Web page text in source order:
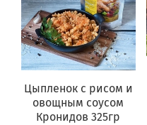
Цыпленок с рисом и
овощным соусом
Кронидов 325гр